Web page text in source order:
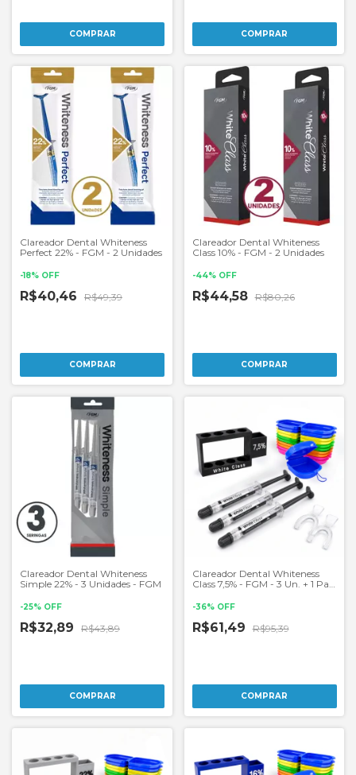
Clareador Dental Whiteness
Perfect 22% - FGM - 2 Unidades
-18% OFF
R$40,46 R$49,39
Clareador Dental Whiteness
Class 10% - FGM - 2 Unidades
-44% OFF
R$44,58 R$80,26
Clareador Dental Whiteness
Simple 22% - 3 Unidades - FGM
-25% OFF
R$32,89 R$43,89
Clareador Dental Whiteness
Class 7,5% - FGM - 3 Un. + 1 Par
-36% OFF
R$61,49 R$95,39